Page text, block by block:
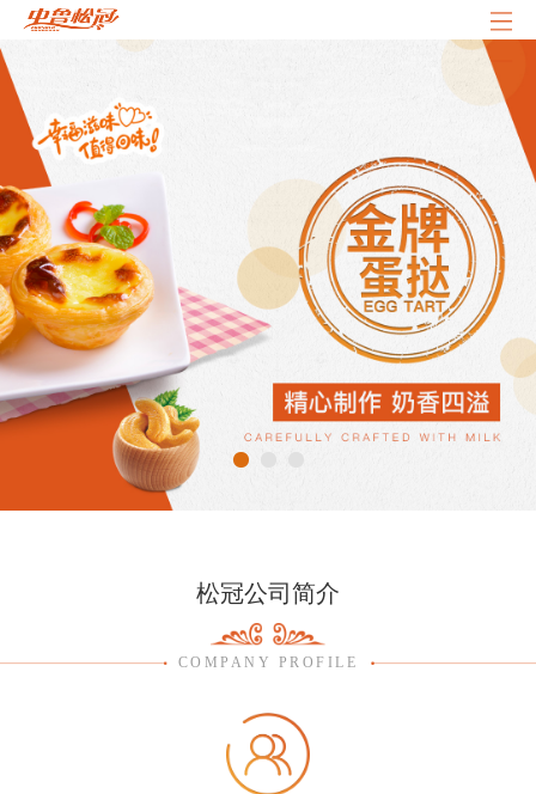
松冠公司简介
COMPANY PROFILE